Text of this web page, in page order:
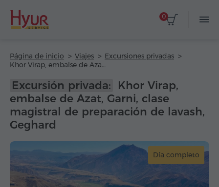
0
Página de inicio Viajes
Excursiones privadas
Khor Virap, embalse de Azat, Garni, clase magistral de preparación de lavash, Geghard
Excursión privada:
Khor Virap,
embalse de Azat, Garni, clase
magistral de preparación de lavash,
Geghard
Día completo